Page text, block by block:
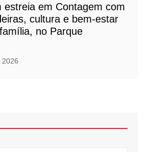
estreia em Contagem com
cultura e bem-estar
no Parque
2026